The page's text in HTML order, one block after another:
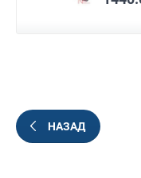
НАЗАД